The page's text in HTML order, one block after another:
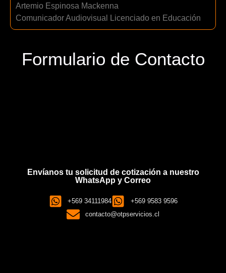
Artemio Espinosa Mackenna
Comunicador Audiovisual Licenciado en Educación
Formulario de Contacto
Envíanos tu solicitud de cotización a nuestro
WhatsApp y Correo
+569 34111984
+569 9583 9596
contacto@otpservicios.cl